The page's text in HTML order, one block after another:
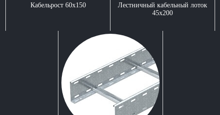
Кабельрост 60x150
Лестничный кабельный лоток
45x200